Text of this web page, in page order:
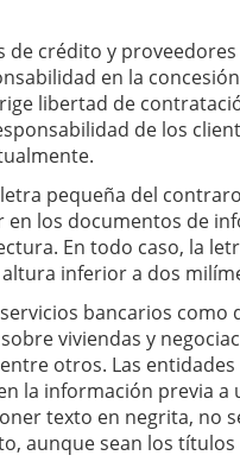
de crédito y
en la
libertad de
de los
pequeña del
los documentos de
En todo caso, la
inferior a dos
bancarios como
viviendas y
otros. Las
la información previa a
texto en negrita, no
aunque sean los títulos